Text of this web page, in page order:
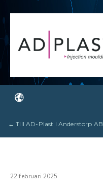
← Till AD-Plast i Anderstorp AB
22 februari 2025